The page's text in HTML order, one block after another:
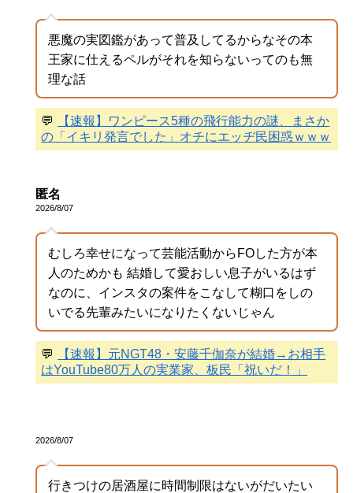
悪魔の実図鑑があって普及してるからなその本
王家に仕えるペルがそれを知らないってのも無
理な話
💬
【速報】ワンピース5種の飛行能力の謎、まさか
の「イキリ発言でした」オチにエッヂ民困惑ｗｗｗ
匿名
2026/8/07
むしろ幸せになって芸能活動からFOした方が本
人のためかも 結婚して愛おしい息子がいるはず
なのに、インスタの案件をこなして糊口をしの
いでる先輩みたいになりたくないじゃん
💬
【速報】元NGT48・安藤千伽奈が結婚→お相手
はYouTube80万人の実業家、板民「祝いだ！」
2026/8/07
行きつけの居酒屋に時間制限はないがだいたい